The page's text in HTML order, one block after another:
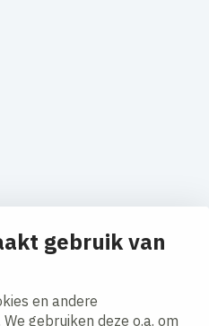
gebruik van
en andere
gebruiken deze o.a. om